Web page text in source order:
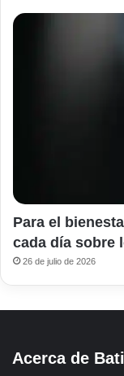
Para el
cada día sobre
26 de julio de 2026
Acerca de